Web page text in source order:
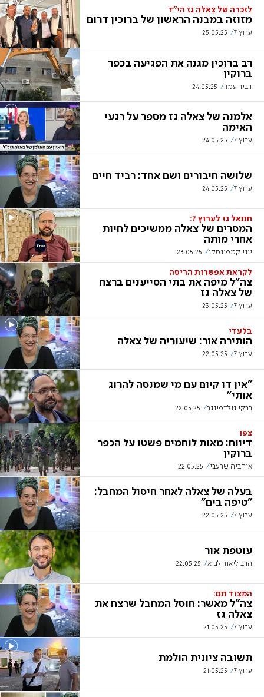
לזכרה של צאלה גז הי"ד
מזוזה במבנה הראשון של ברוכין דרום
ערוץ 7 25.05.25
רב ברוכין מגנה את הפגיעה בכפר
ברוקין
דביר עמר 24.05.25
אלמנה של צאלה גז מספר על רגעי
האימה
ערוץ 7 24.05.25
שלושה חיבורים ושם אחד: רביד חיים
ערוץ 7 24.05.25
חננאל גז לערוץ 7:
המסרים של צאלה ממשיכים לחיות
אחרי מותה
יוני קמפינסקי 23.05.25
לקראת אפשרות הריסה
צה"ל מיפה את בתי הסייענים ברצח
של צאלה גז
ערוץ 7 23.05.25
בלעדי
הותירה אור: שיעוריה של צאלה
ערוץ 7 22.05.25
"אין דו קיום עם מי שמנסה להרוג
אותי"
רבקי גולדפינגר 22.05.25
צפו
דיווח: מאות לוחמים פשטו על הכפר
ברוקין
אוהביה שרעבי 22.05.25
בעלה של צאלה לאחר חיסול המחבל:
"טיפה בים"
ערוץ 7 22.05.25
עוטפת אור
הרב ליאור לביא 22.05.25
המצוד תם:
צה"ל מאשר: חוסל המחבל שרצח את
צאלה גז
ערוץ 7 21.05.25
תשובה ציונית הולמת
ערוץ 7 21.05.25